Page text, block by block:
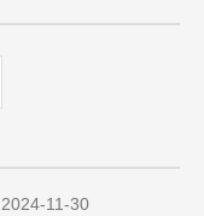
2024-11-30